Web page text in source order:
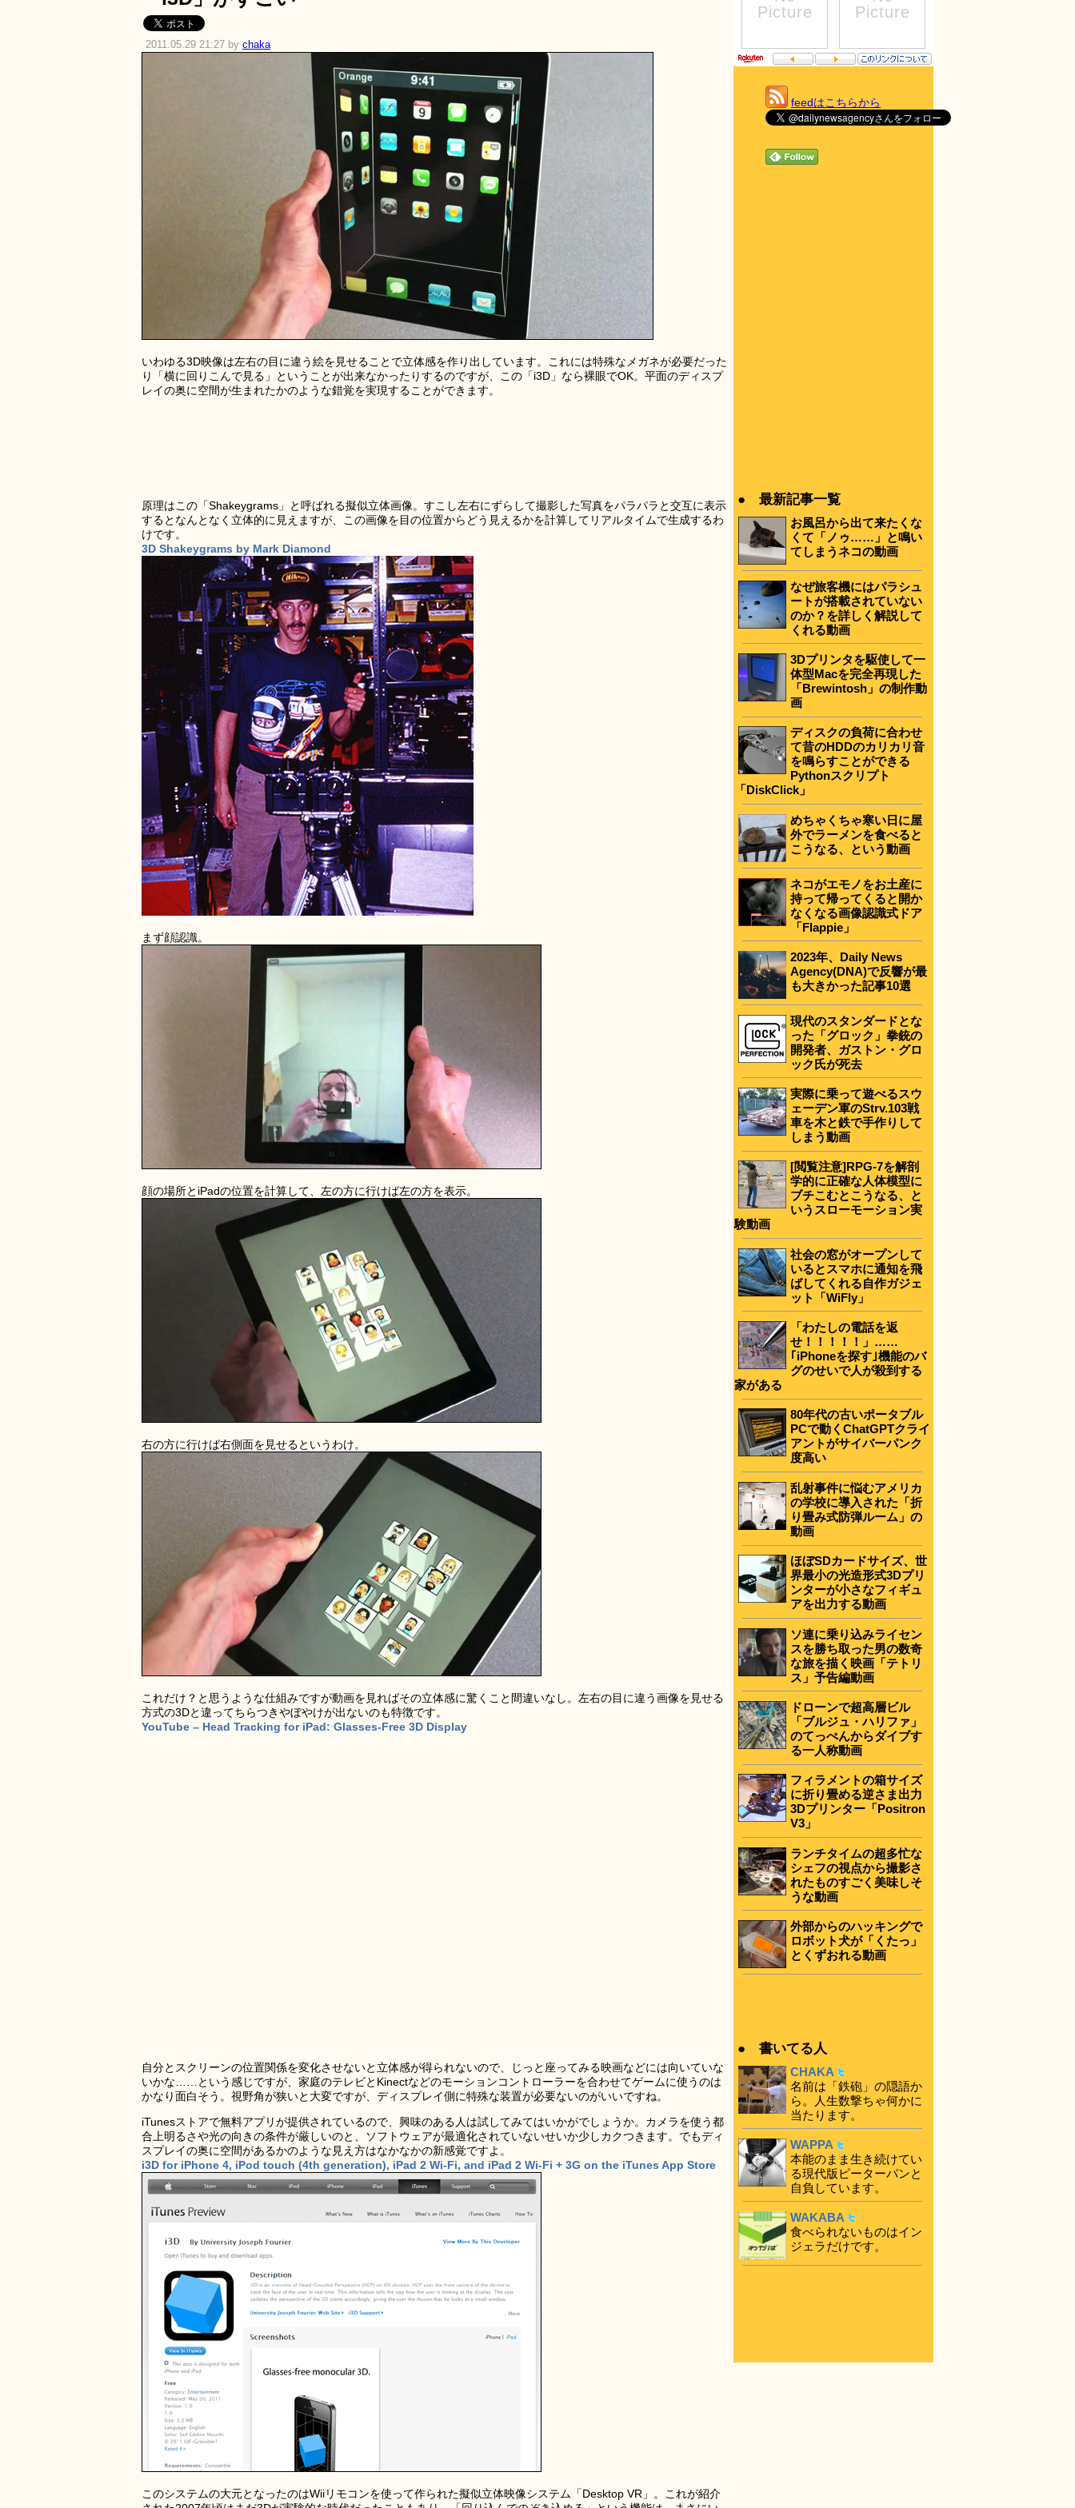
2011.05.29 21:27 by chaka
いわゆる3D映像は左右の目に違う絵を見せることで立体感を作り出しています。これには特殊なメガネが必要だった
り「横に回りこんで見る」ということが出来なかったりするのですが、この「i3D」なら裸眼でOK。平面のディスプ
レイの奥に空間が生まれたかのような錯覚を実現することができます。
原理はこの「Shakeygrams」と呼ばれる擬似立体画像。すこし左右にずらして撮影した写真をパラパラと交互に表示
するとなんとなく立体的に見えますが、この画像を目の位置からどう見えるかを計算してリアルタイムで生成するわ
けです。
3D Shakeygrams by Mark Diamond
まず顔認識。
顔の場所とiPadの位置を計算して、左の方に行けば左の方を表示。
右の方に行けば右側面を見せるというわけ。
これだけ？と思うような仕組みですが動画を見ればその立体感に驚くこと間違いなし。左右の目に違う画像を見せる
方式の3Dと違ってちらつきやぼやけが出ないのも特徴です。
YouTube – Head Tracking for iPad: Glasses-Free 3D Display
自分とスクリーンの位置関係を変化させないと立体感が得られないので、じっと座ってみる映画などには向いていな
いかな……という感じですが、家庭のテレビとKinectなどのモーションコントローラーを合わせてゲームに使うのは
かなり面白そう。視野角が狭いと大変ですが、ディスプレイ側に特殊な装置が必要ないのがいいですね。
iTunesストアで無料アプリが提供されているので、興味のある人は試してみてはいかがでしょうか。カメラを使う都
合上明るさや光の向きの条件が厳しいのと、ソフトウェアが最適化されていないせいか少しカクつきます。でもディ
スプレイの奥に空間があるかのような見え方はなかなかの新感覚ですよ。
i3D for iPhone 4, iPod touch (4th generation), iPad 2 Wi-Fi, and iPad 2 Wi-Fi + 3G on the iTunes App Store
このシステムの大元となったのはWiiリモコンを使って作られた擬似立体映像システム「Desktop VR」。これが紹介
feedはこちらから
● 最新記事一覧
お風呂から出て来たくな
くて「ノゥ……」と鳴い
てしまうネコの動画
なぜ旅客機にはパラシュ
ートが搭載されていない
のか？を詳しく解説して
くれる動画
3Dプリンタを駆使して一
体型Macを完全再現した
「Brewintosh」の制作動
画
ディスクの負荷に合わせ
て昔のHDDのカリカリ音
を鳴らすことができる
Pythonスクリプト
「DiskClick」
めちゃくちゃ寒い日に屋
外でラーメンを食べると
こうなる、という動画
ネコがエモノをお土産に
持って帰ってくると開か
なくなる画像認識式ドア
「Flappie」
2023年、Daily News
Agency(DNA)で反響が最
も大きかった記事10選
現代のスタンダードとな
った「グロック」拳銃の
開発者、ガストン・グロ
ック氏が死去
実際に乗って遊べるスウ
ェーデン軍のStrv.103戦
車を木と鉄で手作りして
しまう動画
[閲覧注意]RPG-7を解剖
学的に正確な人体模型に
ブチこむとこうなる、と
いうスローモーション実
験動画
社会の窓がオープンして
いるとスマホに通知を飛
ばしてくれる自作ガジェ
ット「WiFly」
「わたしの電話を返
せ！！！！！」……
｢iPhoneを探す｣機能のバ
グのせいで人が殺到する
家がある
80年代の古いポータブル
PCで動くChatGPTクライ
アントがサイバーパンク
度高い
乱射事件に悩むアメリカ
の学校に導入された「折
り畳み式防弾ルーム」の
動画
ほぼSDカードサイズ、世
界最小の光造形式3Dプリ
ンターが小さなフィギュ
アを出力する動画
ソ連に乗り込みライセン
スを勝ち取った男の数奇
な旅を描く映画「テトリ
ス」予告編動画
ドローンで超高層ビル
「ブルジュ・ハリファ」
のてっぺんからダイブす
る一人称動画
フィラメントの箱サイズ
に折り畳める逆さま出力
3Dプリンター「Positron
V3」
ランチタイムの超多忙な
シェフの視点から撮影さ
れたものすごく美味しそ
うな動画
外部からのハッキングで
ロボット犬が「くたっ」
とくずおれる動画
● 書いてる人
CHAKA
名前は「鉄砲」の隠語か
ら。人生数撃ちゃ何かに
当たります。
WAPPA
本能のまま生き続けてい
る現代版ピーターパンと
自負しています。
WAKABA
食べられないものはイン
ジェラだけです。